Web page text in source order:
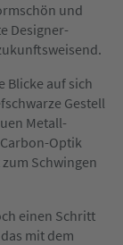
und
Designer-
Blicke auf sich
Gestell
Metall-
Optik
Schwingen
einen Schritt
mit dem